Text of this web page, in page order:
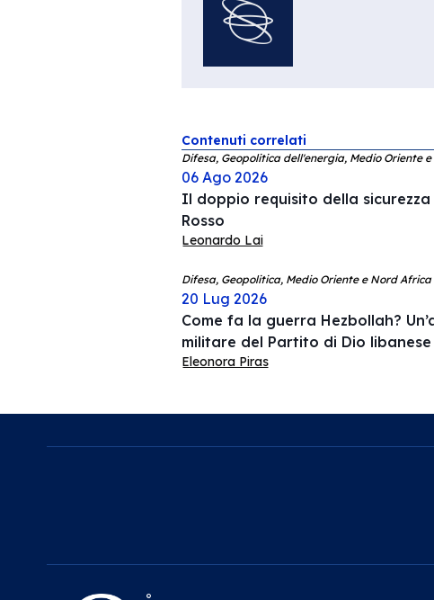
Contenuti correlati
Difesa, Geopolitica dell'energia, Medio Oriente
06 Ago 2026
Il doppio requisito della
Rosso
Leonardo Lai
Difesa, Geopolitica, Medio Oriente e Nord Africa
20 Lug 2026
Come fa la guerra Hezbollah?
militare del Partito di Dio libanese
Eleonora Piras